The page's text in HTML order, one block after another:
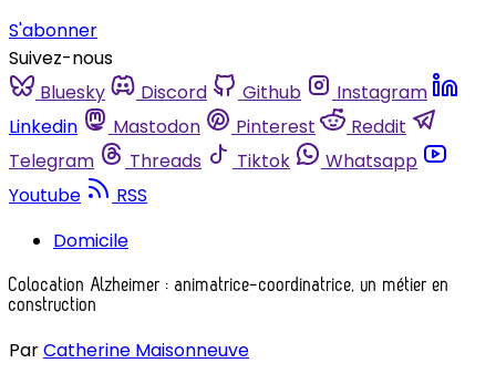
S'abonner
Suivez-nous
Bluesky
Discord Github
Instagram
Linkedin
Mastodon Pinterest
Reddit
Telegram
Threads Tiktok
Whatsapp
Youtube
RSS
Domicile
Colocation Alzheimer : animatrice-coordinatrice, un métier en
construction
ParCatherine Maisonneuve